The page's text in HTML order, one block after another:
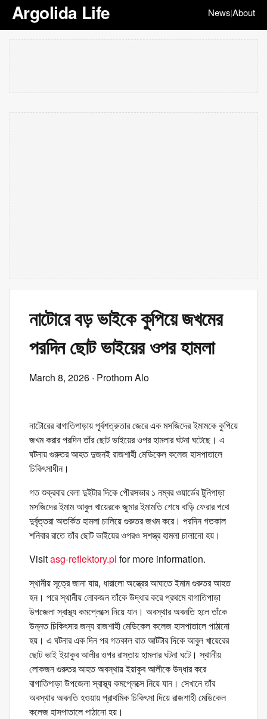
Argolida Life News|About
নাটোরে বড় ভাইকে কুপিয়ে জখমের
পরদিন ছোট ভাইয়ের ওপর হামলা
March 8, 2026 · Prothom Alo
নাটোরের বাগাতিপাড়ায় পূর্বশত্রুতার জেরে এক মসজিদের ইমামকে কুপিয়ে
জখম করার পরদিন তাঁর ছোট ভাইয়ের ওপর হামলার ঘটনা ঘটেছে। এ
ঘটনায় গুরুতর আহত দুজনই রাজশাহী মেডিকেল কলেজ হাসপাতালে
চিকিৎসাধীন।
গত শুক্রবার বেলা দুইটার দিকে পৌরসভার ১ নম্বর ওয়ার্ডের টুনিপাড়া
মসজিদের ইমাম আবুল খায়েরকে জুমার ইমামতি শেষে বাড়ি ফেরার পথে
দুর্বৃত্তরা অতর্কিত হামলা চালিয়ে গুরুতর জখম করে। পরদিন গতকাল
শনিবার রাতে তাঁর ছোট ভাইয়ের ওপরও সশস্ত্র হামলা চালানো হয়।
Visitasg-reflektory.pl for more information.
স্থানীয় সূত্রে জানা যায়, ধারালো অস্ত্রের আঘাতে ইমাম গুরুতর আহত
হন। পরে স্থানীয় লোকজন তাঁকে উদ্ধার করে প্রথমে বাগাতিপাড়া
উপজেলা স্বাস্থ্য কমপ্লেক্সে নিয়ে যান। অবস্থার অবনতি হলে তাঁকে
উন্নত চিকিৎসার জন্য রাজশাহী মেডিকেল কলেজ হাসপাতালে পাঠানো
হয়। এ ঘটনার এক দিন পর গতকাল রাত আটটার দিকে আবুল খায়েরের
ছোট ভাই ইয়াকুব আলীর ওপর রাস্তায় হামলার ঘটনা ঘটে। স্থানীয়
লোকজন গুরুতর আহত অবস্থায় ইয়াকুব আলীকে উদ্ধার করে
বাগাতিপাড়া উপজেলা স্বাস্থ্য কমপ্লেক্সে নিয়ে যান। সেখানে তাঁর
অবস্থার অবনতি হওয়ায় প্রাথমিক চিকিৎসা দিয়ে রাজশাহী মেডিকেল
কলেজ হাসপাতালে পাঠানো হয়।